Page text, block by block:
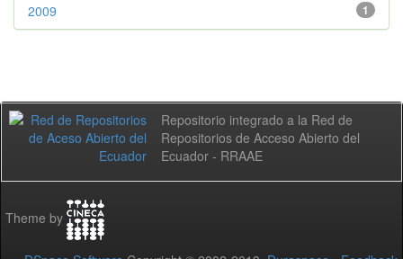
1
2009
Repositorio integrado a la Red de
Repositorios de Acceso Abierto del
Ecuador - RRAAE
Theme by